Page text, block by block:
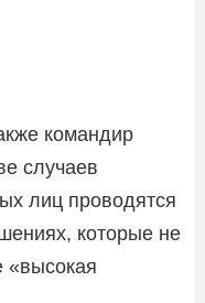
командир
случаев
лиц проводятся
которые не
«высокая